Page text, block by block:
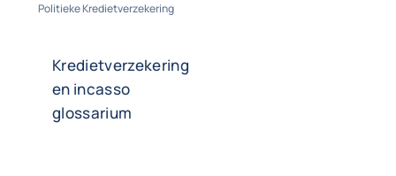
Politieke Kredietverzekering
Kredietverzekering
en incasso
glossarium